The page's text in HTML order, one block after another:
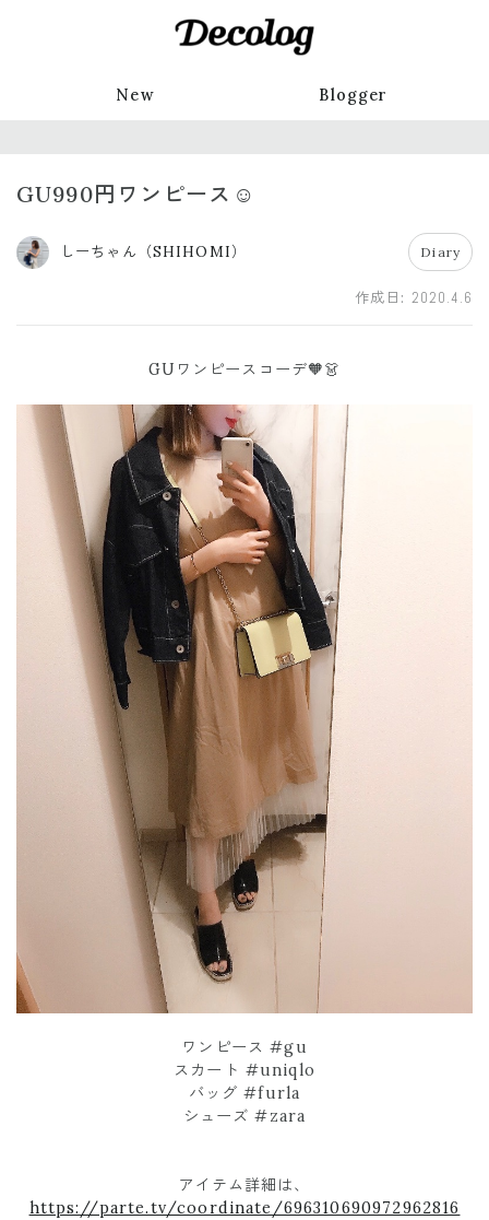
New Blogger
GU990円ワンピース☺️
しーちゃん（SHIHOMI） Diary
作成日: 2020.4.6
GUワンピースコーデ🧡👗
ワンピース #gu
スカート #uniqlo
バッグ #furla
シューズ #zara
アイテム詳細は、
https://parte.tv/coordinate/696310690972962816